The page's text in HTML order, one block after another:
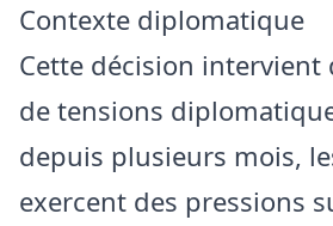
Contexte diplomatique
Cette décision
de tensions
depuis plusieurs mois,
exercent des pressions